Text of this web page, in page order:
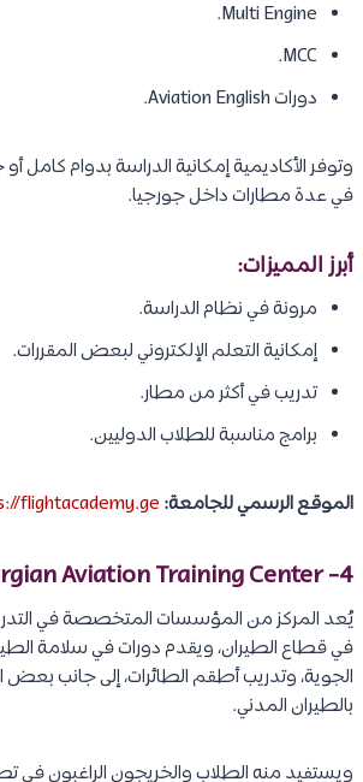
Multi Engine.
MCC.
دورات Aviation English.
وتوفر الأكاديمية إمكانية الدراسة بدوام كامل
في عدة مطارات داخل جورجيا.
أبرز المميزات:
مرونة في نظام الدراسة.
إمكانية التعلم الإلكتروني لبعض المقررات.
تدريب في أكثر من مطار.
برامج مناسبة للطلاب الدوليين.
الموقع الرسمي للجامعة: flightacademy.ge/
4- Georgian Aviation Training Center:
يُعد المركز من المؤسسات المتخصصة في
في قطاع الطيران، ويقدم دورات في سلامة
الجوية، وتدريب أطقم الطائرات، إلى جانب بعض
بالطيران المدني.
ويستفيد منه الطلاب والخريجون الراغبون في